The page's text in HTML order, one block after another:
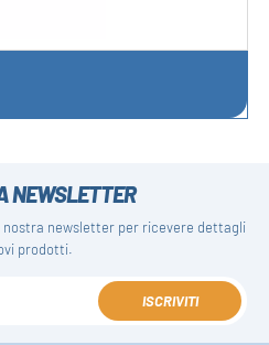
NEWSLETTER
newsletter per ricevere dettagli
prodotti.
ISCRIVITI